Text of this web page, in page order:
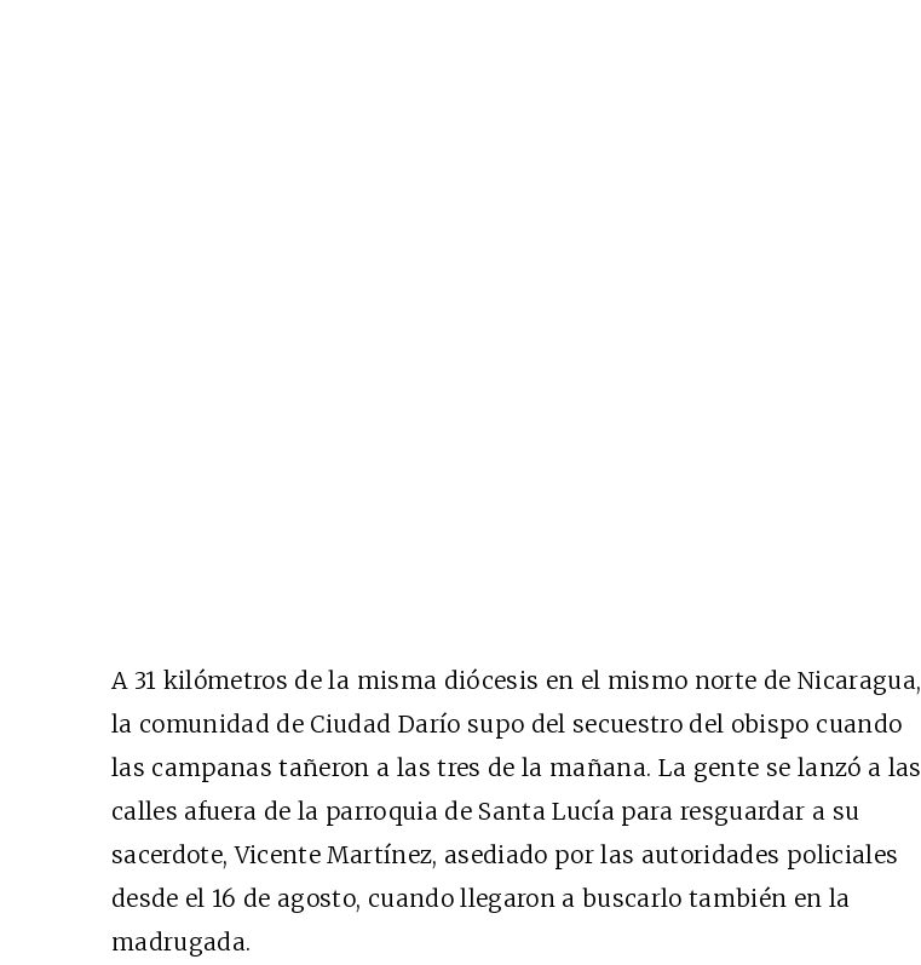
A 31 kilómetros de la misma diócesis en el mismo norte de Nicaragua,
la comunidad de Ciudad Darío supo del secuestro del obispo cuando
las campanas tañeron a las tres de la mañana. La gente se lanzó a las
calles afuera de la parroquia de Santa Lucía para resguardar a su
sacerdote, Vicente Martínez, asediado por las autoridades policiales
desde el 16 de agosto, cuando llegaron a buscarlo también en la
madrugada.